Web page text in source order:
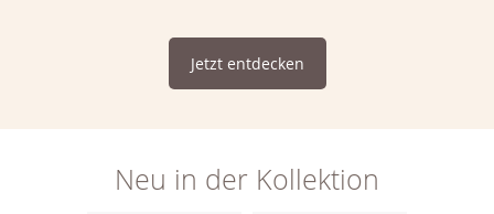
Jetzt entdecken
Neu in der Kollektion